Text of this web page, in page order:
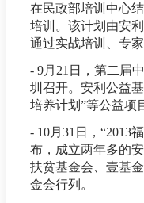
在民政部培训中心
培训。该计划由安
通过实战培训、专
- 9月21日，第二届
圳召开。安利公益
培养计划”等公益项
- 10月31日，“2013
布，成立两年多的
扶贫基金会、壹基
金会行列。